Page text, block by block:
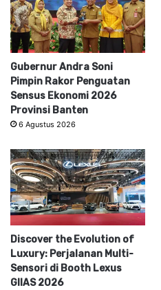
Gubernur Andra Soni
Pimpin Rakor Penguatan
Sensus Ekonomi 2026
Provinsi Banten
6 Agustus 2026
Discover the Evolution of
Luxury: Perjalanan Multi-
Sensori di Booth Lexus
GIIAS 2026